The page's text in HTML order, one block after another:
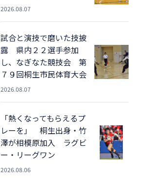
2026.08.07
試合と演技で磨いた技披
露 県内２２選手参加
し、なぎなた競技会 第
７９回桐生市民体育大会
2026.08.07
「熱くなってもらえるプ
レーを」 桐生出身・竹
澤が相模原加入 ラグビ
ー・リーグワン
2026.08.06